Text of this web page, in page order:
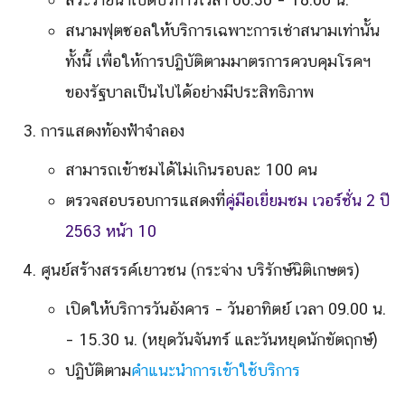
สนามฟุตซอลให้บริการเฉพาะการเช่าสนามเท่านั้น
ทั้งนี้ เพื่อให้การปฏิบัติตามมาตรการควบคุมโรคฯ
ของรัฐบาลเป็นไปได้อย่างมีประสิทธิภาพ
การแสดงท้องฟ้าจำลอง
สามารถเข้าชมได้ไม่เกินรอบละ 100 คน
ตรวจสอบรอบการแสดงที่คู่มือเยี่ยมชม เวอร์ชั่น 2 ปี
2563 หน้า 10
ศูนย์สร้างสรรค์เยาวชน (กระจ่าง บริรักษ์นิติเกษตร)
เปิดให้บริการวันอังคาร – วันอาทิตย์ เวลา 09.00 น.
– 15.30 น. (หยุดวันจันทร์ และวันหยุดนักขัตฤกษ์)
ปฏิบัติตามคำแนะนำการเข้าใช้บริการ